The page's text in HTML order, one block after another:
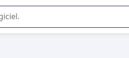
SaaS en entreprise.